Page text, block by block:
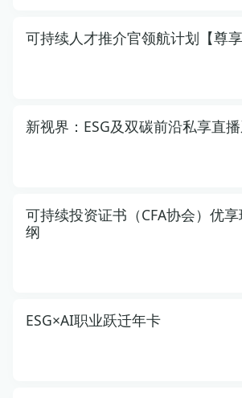
可持续人才推介官领航计划【尊享
新视界：ESG及双碳前沿私享直
可持续投资证书（CFA协会）优
纲
ESG×AI职业跃迁年卡